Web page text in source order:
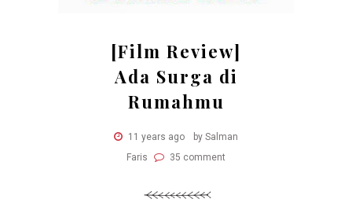
[Film Review]
Ada Surga di
Rumahmu
11 years ago
by Salman
Faris
35 comment